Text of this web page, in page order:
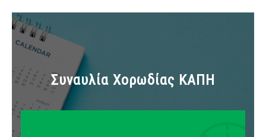
Συναυλία Χορωδίας ΚΑΠΗ